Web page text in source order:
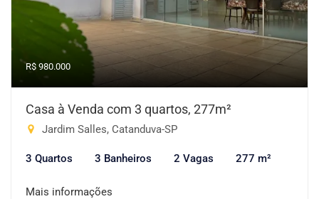
R$ 980.000
Casa à Venda com 3 quartos, 277m²
Jardim Salles, Catanduva-SP
3 Quartos 3 Banheiros 2 Vagas 277 m²
Mais informações